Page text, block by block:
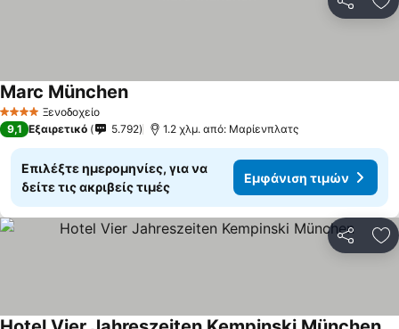
4 ΑστέριαΞενοδοχείο
Marc München
9,1 Εξαιρετικό 5.792 1.2 χλμ. από: Μαρίενπλατς
Επιλέξτε ημερομηνίες, για να
δείτε τις ακριβείς τιμές
Εμφάνιση τιμών